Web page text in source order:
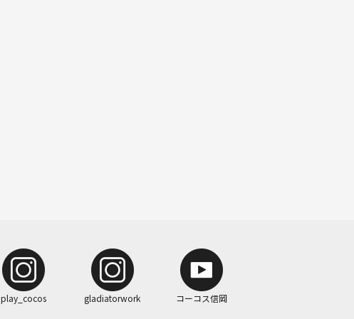
play_cocos gladiatorwork コーコス信岡